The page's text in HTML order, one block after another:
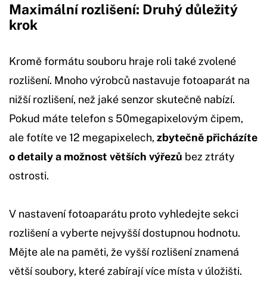
Maximální rozlišení: Druhý důležitý
krok
Kromě formátu souboru hraje roli také zvolené
rozlišení. Mnoho výrobců nastavuje fotoaparát na
nižší rozlišení, než jaké senzor skutečně nabízí.
Pokud máte telefon s 50megapixelovým čipem,
ale fotíte ve 12 megapixelech,zbytečně přicházíte
o detaily a možnost větších výřezů bez ztráty
ostrosti.
V nastavení fotoaparátu proto vyhledejte sekci
rozlišení a vyberte nejvyšší dostupnou hodnotu.
Mějte ale na paměti, že vyšší rozlišení znamená
větší soubory, které zabírají více místa v úložišti.